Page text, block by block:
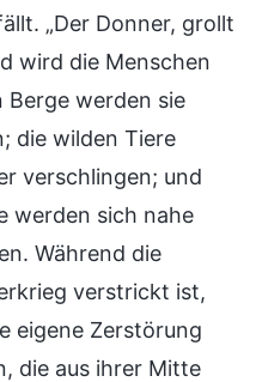
„Der Donner, grollt
wird die Menschen
Berge werden sie
die wilden Tiere
verschlingen; und
werden sich nahe
Während die
verstrickt ist,
eigene Zerstörung
die aus ihrer Mitte